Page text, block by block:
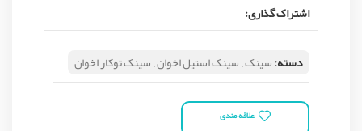
اشتراک گذاری:
دسته:سینک,سینک استیل اخوان,سینک توکار اخوان
علاقه مندی